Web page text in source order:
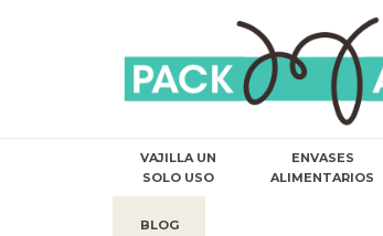
VAJILLA UN
SOLO USO
ENVASES
ALIMENTARIOS
BLOG